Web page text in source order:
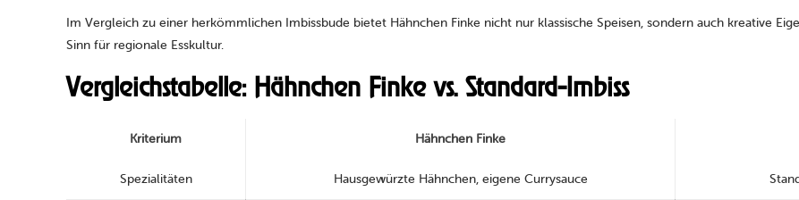
Im Vergleich zu einer herkömmlichen Imbissbude bietet Hähnchen Finke nicht nur klassische Speisen, sondern auch kreative
Sinn für regionale Esskultur.
Vergleichstabelle: Hähnchen Finke vs. Standard-Imbiss
Kriterium Hähnchen Finke
Spezialitäten Hausgewürzte Hähnchen, eigene Currysauce